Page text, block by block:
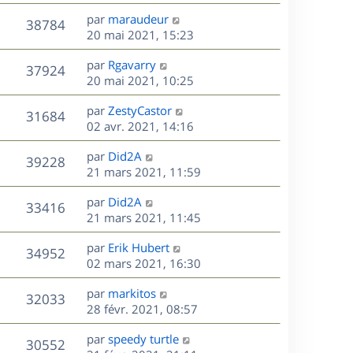
a
g
e
e
s
s
a
g
e
e
r
m
e
s
s
a
g
e
u
r
n
i
e
r
m
e
s
s
a
g
e
38784V
u
D
e
r
n
i
e
r
m
e
s
s
a
g
e
par maraudeur
20 mai 2021, 15:23
37924V
u
s
D
e
r
n
i
e
r
m
e
s
s
a
g
e
par Rgavarry
20 mai 2021, 10:25
31684V
u
e
D
e
r
n
i
e
r
m
e
s
s
a
g
e
par ZestyCastor
02 avr. 2021, 14:16
39228V
u
e
s
D
e
r
n
i
e
r
m
e
s
s
a
g
par Did2A
21 mars 2021, 11:59
33416V
u
e
s
D
e
r
n
i
e
r
m
e
s
par Did2A
21 mars 2021, 11:45
34952V
u
e
s
D
e
r
n
i
e
r
par Erik Hubert
02 mars 2021, 16:30
32033V
u
D
e
r
n
par markitos
28 févr. 2021, 08:57
30552V
D
par speedy turtle